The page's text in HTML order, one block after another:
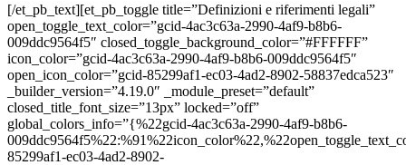
[/et_pb_text][et_pb_toggle title=”Definizioni e riferimenti legali”
open_toggle_text_color=”gcid-4ac3c63a-2990-4af9-b8b6-
009ddc9564f5″ closed_toggle_background_color=”#FFFFFF”
icon_color=”gcid-4ac3c63a-2990-4af9-b8b6-009ddc9564f5″
open_icon_color=”gcid-85299af1-ec03-4ad2-8902-58837edca523″
_builder_version=”4.19.0″ _module_preset=”default”
closed_title_font_size=”13px” locked=”off”
global_colors_info=”{%22gcid-4ac3c63a-2990-4af9-b8b6-
85299af1-ec03-4ad2-8902-